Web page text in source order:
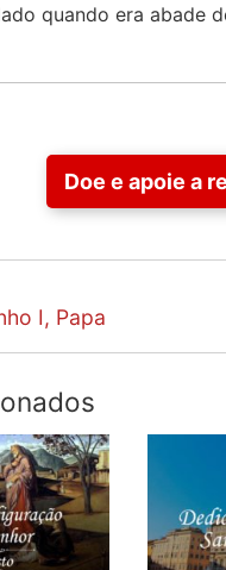
quando era abade
Doe e apoie a
I, Papa